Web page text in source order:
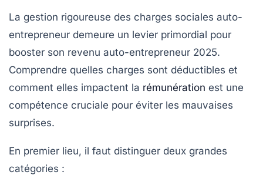
La gestion rigoureuse des charges sociales auto-
entrepreneur demeure un levier primordial pour
booster son revenu auto-entrepreneur 2025.
Comprendre quelles charges sont déductibles et
comment elles impactent la rémunération est une
compétence cruciale pour éviter les mauvaises
surprises.
En premier lieu, il faut distinguer deux grandes
catégories :